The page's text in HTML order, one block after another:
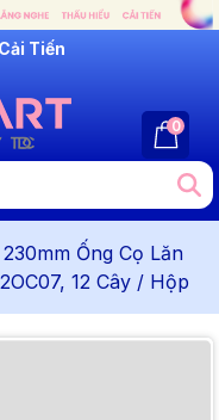
Tiến
0
230mm Ống Cọ Lăn
12 Cây / Hộp